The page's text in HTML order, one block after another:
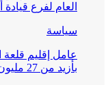
العام لفرع قيادة
سياسة
عامل إقليم قلعة
بأزيد من 27 مليون درهم احتفاءً…